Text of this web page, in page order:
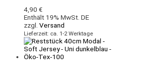
4,90 €
Enthält 19% MwSt. DE
zzgl. Versand
Lieferzeit: ca. 1-2 Werktage